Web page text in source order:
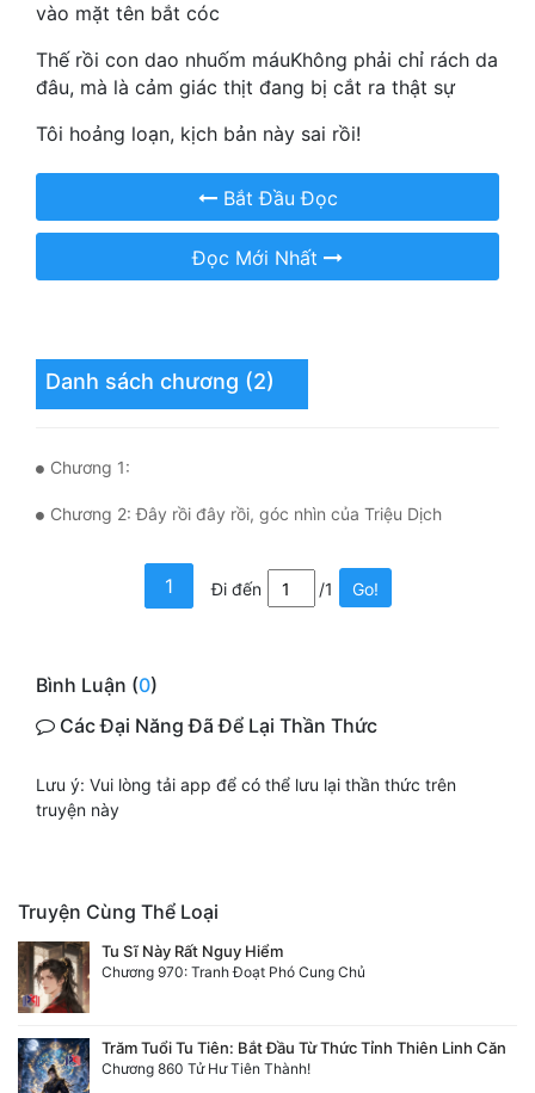
Huyền Nghi
Huyền Ảo
Mưu Mô
Mạt Thế
Mỹ Thực
Nữ Cường
Nữ Phụ
Phương Tây
vào mặt tên bắt cóc
Thế rồi con dao nhuốm máuKhông phải chỉ rách da
đâu, mà là cảm giác thịt đang bị cắt ra thật sự
Tôi hoảng loạn, kịch bản này sai rồi!
Bắt Đầu Đọc
Đọc Mới Nhất
Danh sách chương (2)
Chương 1:
Chương 2: Đây rồi đây rồi, góc nhìn của Triệu Dịch
1 Đi đến /1 Go!
Bình Luận (0)
Các Đại Năng Đã Để Lại Thần Thức
Lưu ý: Vui lòng tải app để có thể lưu lại thần thức trên
truyện này
Truyện Cùng Thể Loại
Tu Sĩ Này Rất Nguy Hiểm
Chương 970: Tranh Đoạt Phó Cung Chủ
Trăm Tuổi Tu Tiên: Bắt Đầu Từ Thức Tỉnh Thiên Linh Căn
Chương 860 Tử Hư Tiên Thành!